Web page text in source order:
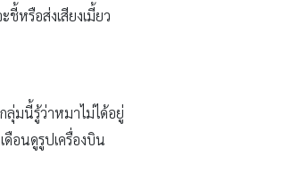
ชี้หรือส่งเสียงเมี้ยว
ลุ่มนี้รู้ว่าหมาไม่ได้อยู่
อนดูรูปเครื่องบิน